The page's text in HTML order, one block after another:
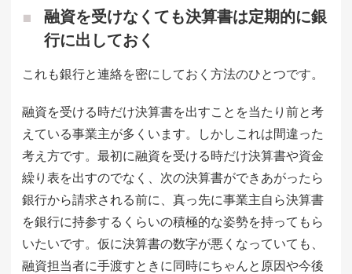
融資を受けなくても決算書は定期的に銀
行に出しておく
これも銀行と連絡を密にしておく方法のひとつです。
融資を受ける時だけ決算書を出すことを当たり前と考
えている事業主が多くいます。しかしこれは間違った
考え方です。最初に融資を受ける時だけ決算書や資金
繰り表を出すのでなく、次の決算書ができあがったら
銀行から請求される前に、真っ先に事業主自ら決算書
を銀行に持参するくらいの積極的な姿勢を持ってもら
いたいです。仮に決算書の数字が悪くなっていても、
融資担当者に手渡すときに同時にちゃんと原因や今後